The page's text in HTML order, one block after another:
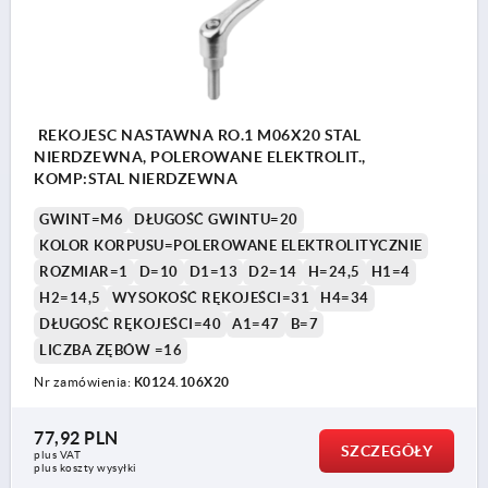
REKOJESC NASTAWNA RO.1 M06X20 STAL
NIERDZEWNA, POLEROWANE ELEKTROLIT.,
KOMP:STAL NIERDZEWNA
GWINT=M6
DŁUGOŚĆ GWINTU=20
KOLOR KORPUSU=POLEROWANE ELEKTROLITYCZNIE
ROZMIAR=1
D=10 D1=13 D2=14 H=24,5
H1=4
H2=14,5
WYSOKOŚĆ RĘKOJEŚCI=31
H4=34
DŁUGOŚĆ RĘKOJEŚCI=40
A1=47
B=7
LICZBA ZĘBÓW =16
Nr zamówienia: K0124.106X20
77,92 PLN
plus VAT
plus koszty wysyłki
SZCZEGÓŁY